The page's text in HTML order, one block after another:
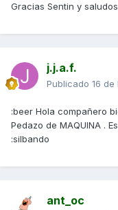
Gracias Sentin y
j.j.a.f.
Publicado 16 de
:beer Hola compañero
Pedazo de MAQUINA .
:silbando
ant_oc